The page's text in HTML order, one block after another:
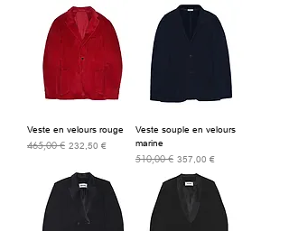
Veste en velours rouge
Prix original
465,00 € Prix promotionnel
232,50 €
Veste souple en velours
marine
Prix original
510,00 € Prix promotionnel
357,00 €